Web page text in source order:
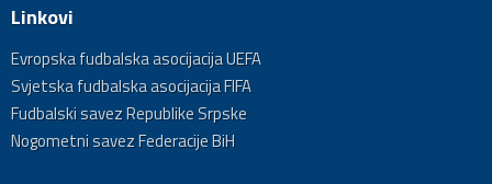
Linkovi
Evropska fudbalska asocijacija UEFA
Svjetska fudbalska asocijacija FIFA
Fudbalski savez Republike Srpske
Nogometni savez Federacije BiH